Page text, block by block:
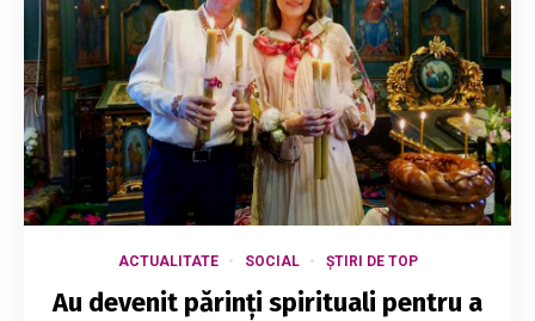
ACTUALITATE SOCIAL ȘTIRI DE TOP
Au devenit părinți spirituali pentru a